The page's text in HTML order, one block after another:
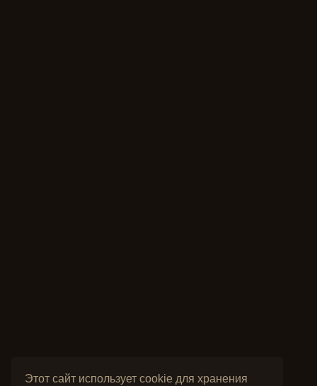
Этот сайт использует cookie для хранения